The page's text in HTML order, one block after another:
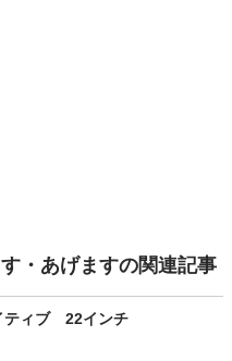
・あげますの関連記事
ティブ 22インチ